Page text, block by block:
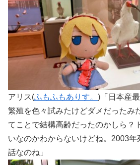
アリス(ふもふもありす。 )「日本産
繁殖を色々試みたけどダメだったみ
てことで結構高齢だったのかしら？
いなのかわからないけどね。2003
話なのね」